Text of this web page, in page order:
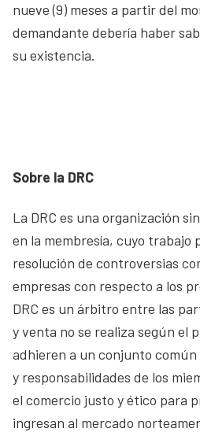
nueve (9) meses a partir del
demandante debería haber
su existencia.
Sobre la DRC
La DRC es una organización
en la membresía, cuyo trabajo
resolución de controversias
empresas con respecto a los
DRC es un árbitro entre las
y venta no se realiza según el
adhieren a un conjunto
y responsabilidades de los
el comercio justo y ético para
ingresan al mercado